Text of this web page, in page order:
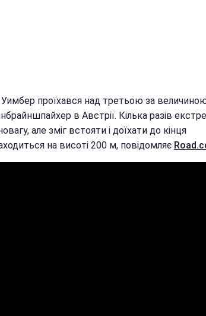
проїхався над третьою за
в Австрії. Кілька разів
але зміг встояти і доїхати до кінця
на висоті 200 м, повідомляє